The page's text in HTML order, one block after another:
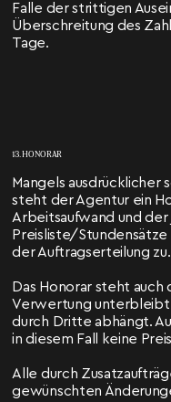
Falle der strittigen
Überschreitung des
Tage.
13. HONORAR
Mangels ausdrücklicher
steht der Agentur ein
Arbeitsaufwand und
Preisliste/
der Auftragserteilung zu.
Das Honorar steht auch
Verwertung unterbleibt
durch Dritte abhängt.
in diesem Fall keine
Alle durch
gewünschten